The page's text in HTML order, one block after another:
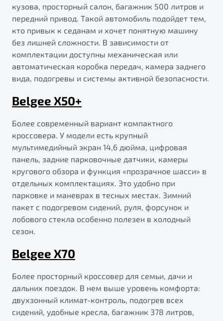
кузова, просторный салон, багажник 500 литров и
передний привод. Такой автомобиль подойдет тем,
кто привык к седанам и хочет понятную машину
без лишней сложности. В зависимости от
комплектации доступны механическая или
автоматическая коробка передач, камера заднего
вида, подогревы и системы активной безопасности.
Belgee X50+
Более современный вариант компактного
кроссовера. У модели есть крупный
мультимедийный экран 14,6 дюйма, цифровая
панель, задние парковочные датчики, камеры
кругового обзора и функция «прозрачное шасси» в
отдельных комплектациях. Это удобно при
парковке и маневрах в тесных местах. Зимний
пакет с подогревом сидений, руля, форсунок и
лобового стекла особенно полезен в холодный
сезон.
Belgee X70
Более просторный кроссовер для семьи, дачи и
дальних поездок. В нем выше уровень комфорта:
двухзонный климат-контроль, подогрев всех
сидений, удобные кресла, багажник 378 литров,